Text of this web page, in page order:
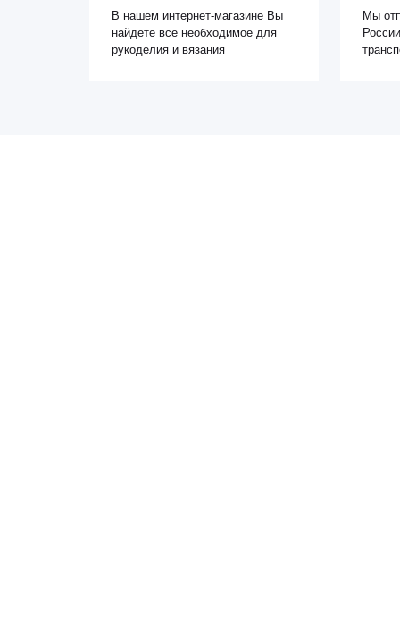
В нашем интернет-магазине Вы
найдете все необходимое для
рукоделия и вязания
Мы